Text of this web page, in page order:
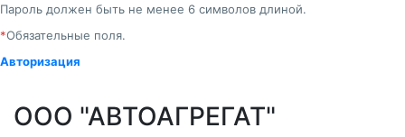
Пароль должен быть не менее 6 символов длиной.
*Обязательные поля.
Авторизация
ООО "АВТОАГРЕГАТ"